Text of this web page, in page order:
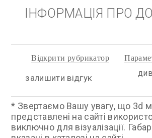
ІНФОРМАЦІЯ ПРО
залишити відгук
Відкрити рубрикатор
* Звертаємо Вашу увагу, що 3d
представлені на сайті
виключно для візуалізації.